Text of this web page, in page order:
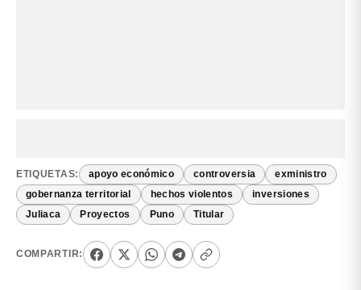
ETIQUETAS: apoyo económico controversia exministro
gobernanza territorial hechos violentos inversiones
Juliaca Proyectos Puno Titular
COMPARTIR: